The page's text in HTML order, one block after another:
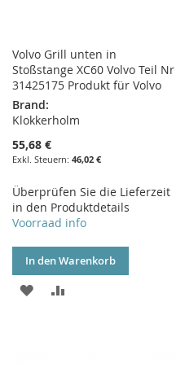
Volvo Grill unten in
Stoßstange XC60 Volvo Teil Nr
31425175 Produkt für Volvo
Brand:
Klokkerholm
55,68 €
46,02 €
Überprüfen Sie die Lieferzeit
in den Produktdetails
Voorraad info
In den Warenkorb
ZUR